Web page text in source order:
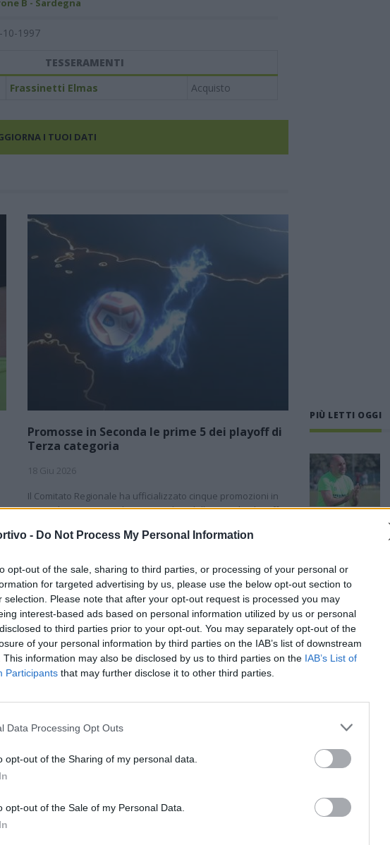
- Do Not Process My Personal Information
opt-out of the sale, sharing to third parties, or processing of your personal or
for targeted advertising by us, please use the below opt-out section to
selection. Please note that after your opt-out request is processed you may
interest-based ads based on personal information utilized by us or personal
to third parties prior to your opt-out. You may separately opt-out of the
of your personal information by third parties on the IAB’s list of downstream
This information may also be disclosed by us to third parties on the IAB’s List of
Participants that may further disclose it to other third parties.
Data Processing Opt Outs
opt-out of the Sharing of my personal data.
opt-out of the Sale of my Personal Data.
B - Sardegna
10-1997
TESSERAMENTI
Frassinetti Elmas Acquisto
I TUOI DATI
Promosse in Seconda le prime 5 dei playoff di
Terza categoria
18 Giu 2026
Il Comitato Regionale ha ufficializzato cinque promozioni in
Seconda categoria. In base ai risultati delle gare di “playoff”
Barbagia…
Finale playoff: il Golfo Aranci colpisce
e affonda il La Salle con Mulas e
Ruzzittu
1 Giu 2026
La Salle diremo la nostra»
28 Mag 2026
stende la Monreale con due reti
PIÙ LETTI OGGI